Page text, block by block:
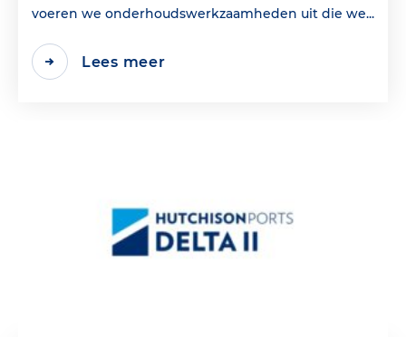
voeren we onderhoudswerkzaamheden uit die we...
Lees meer